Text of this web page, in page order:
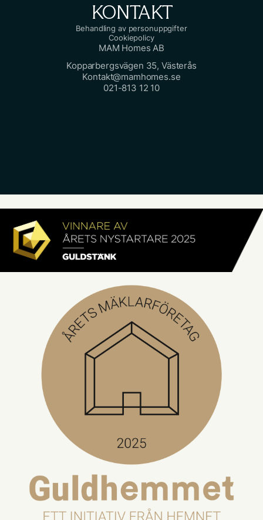
KONTAKT
Behandling av personuppgifter
Cookiepolicy
MAM Homes AB
Kopparbergsvägen 35, Västerås
Kontakt@mamhomes.se
021-813 12 10